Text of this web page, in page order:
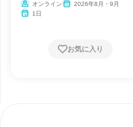
オンライン
2026年8月・9月
1日
お気に入り